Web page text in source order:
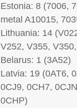
Estonia: 8 (7006,
metal A10015,
Lithuania: 14
V252, V355,
Belarus: 1 (3A52)
Latvia: 19 (0AT6,
0CJ9, 0CH7,
0CHP)